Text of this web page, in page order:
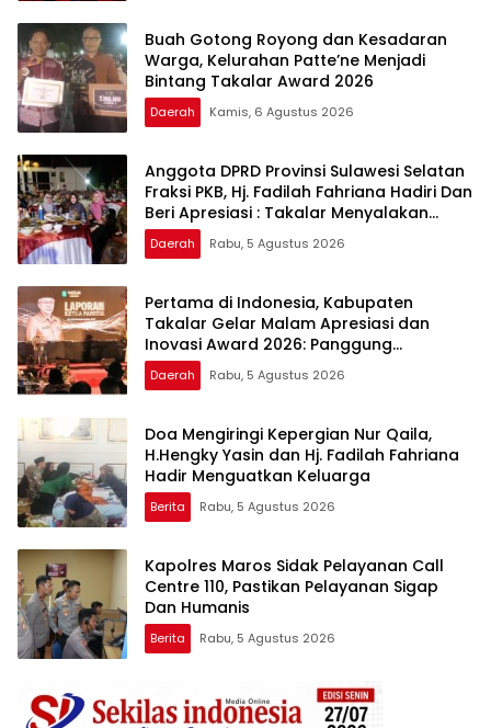
Buah Gotong Royong dan Kesadaran
Warga, Kelurahan Patte’ne Menjadi
Bintang Takalar Award 2026
Daerah Kamis, 6 Agustus 2026
Anggota DPRD Provinsi Sulawesi Selatan
Fraksi PKB, Hj. Fadilah Fahriana Hadiri Dan
Beri Apresiasi : Takalar Menyalakan
Lentera Pengabdian Melalui Malam
Apresiasi dan Inovasi Award 2026
Daerah Rabu, 5 Agustus 2026
Pertama di Indonesia, Kabupaten
Takalar Gelar Malam Apresiasi dan
Inovasi Award 2026: Panggung
Penghargaan bagi Pelayan Publik
Berprestasi
Daerah Rabu, 5 Agustus 2026
Doa Mengiringi Kepergian Nur Qaila,
H.Hengky Yasin dan Hj. Fadilah Fahriana
Hadir Menguatkan Keluarga
Berita Rabu, 5 Agustus 2026
Kapolres Maros Sidak Pelayanan Call
Centre 110, Pastikan Pelayanan Sigap
Dan Humanis
Berita Rabu, 5 Agustus 2026